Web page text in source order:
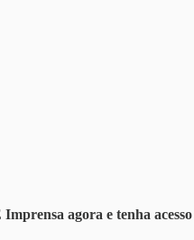
Imprensa agora e tenha